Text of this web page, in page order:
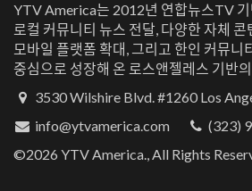
YTV America는 2012년 연합뉴스TV 기
로컬 커뮤니티 뉴스 전달, 다양한 자체 콘
모바일 플랫폼 확대, 그리고 한인 커뮤니
중심으로 성장해 온 로스앤젤레스 기반
3530 Wilshire Blvd. #1260 Los
info@ytvamerica.com
(323)
©2026 YTV America., All Rights